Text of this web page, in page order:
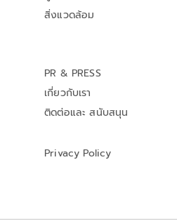
สิ่งแวดล้อม
PR & PRESS
เกี่ยวกับเรา
ติดต่อและ สนับสนุน
Privacy Policy